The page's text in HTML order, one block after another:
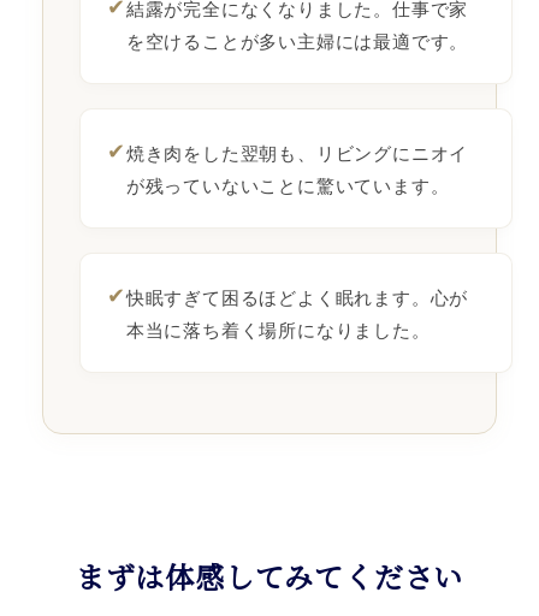
結露が完全になくなりました。仕事で家
を空けることが多い主婦には最適です。
✔焼き肉をした翌朝も、リビングにニオイ
が残っていないことに驚いています。
✔快眠すぎて困るほどよく眠れます。心が
本当に落ち着く場所になりました。
まずは体感してみてください